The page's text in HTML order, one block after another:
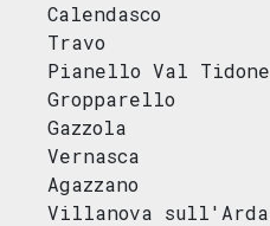
Calendasco
Travo
Pianello Val Tidone
Gropparello
Gazzola
Vernasca
Agazzano
Villanova sull'Arda